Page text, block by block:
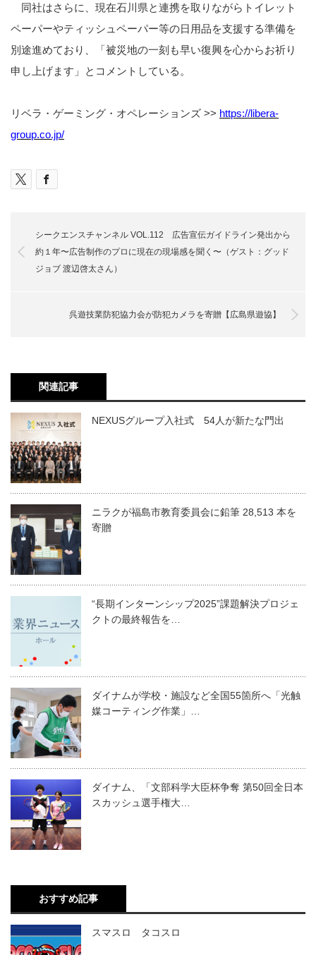
同社はさらに、現在石川県と連携を取りながらトイレット
ペーパーやティッシュペーパー等の日用品を支援する準備を
別途進めており、「被災地の一刻も早い復興を心からお祈り
申し上げます」とコメントしている。
リベラ・ゲーミング・オペレーションズ >> https://libera-
group.co.jp/
シークエンスチャンネル VOL.112 広告宣伝ガイドライン発出から
約１年〜広告制作のプロに現在の現場感を聞く〜（ゲスト：グッド
ジョブ 渡辺啓太さん）
呉遊技業防犯協力会が防犯カメラを寄贈【広島県遊協】
関連記事
NEXUSグループ入社式 54人が新たな門出
ニラクが福島市教育委員会に鉛筆 28,513 本を
寄贈
“長期インターンシップ2025”課題解決プロジェ
クトの最終報告を…
ダイナムが学校・施設など全国55箇所へ「光触
媒コーティング作業」…
ダイナム、「文部科学大臣杯争奪 第50回全日本
スカッシュ選手権大…
おすすめ記事
スマスロ タコスロ